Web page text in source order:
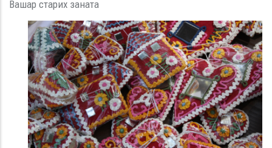
Вашар старих заната